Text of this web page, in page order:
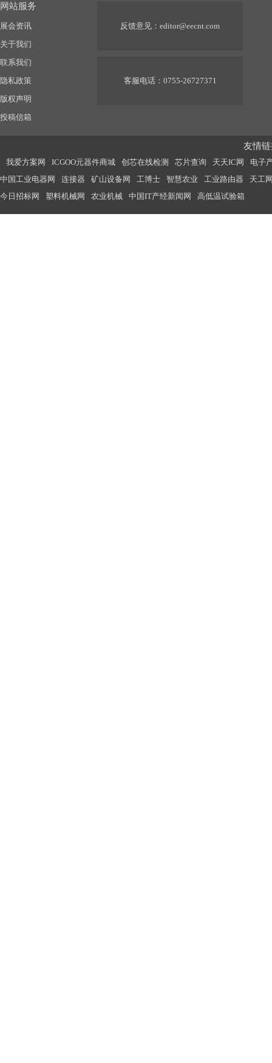
网站服务
展会资讯
关于我们
联系我们
隐私政策
版权声明
投稿信箱
反馈意见： editor@eecnt.com
客服电话：0755-26727371
友情
我爱方案网 ICGOO元器件商城 创芯在线检测 芯片查询 天天IC网
电子
中国工业电器网
连接器 矿山设备网 工博士 智慧农业 工业路由器
天工
今日招标网
塑料机械网 农业机械 中国IT产经新闻网 高低温试验箱